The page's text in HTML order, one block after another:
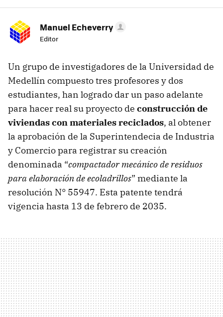
Manuel Echeverry
Editor
Un grupo de investigadores de la Universidad de
Medellín compuesto tres profesores y dos
estudiantes, han logrado dar un paso adelante
para hacer real su proyecto de construcción de
viviendas con materiales reciclados, al obtener
la aprobación de la Superintendecia de Industria
y Comercio para registrar su creación
denominada “compactador mecánico de residuos
para elaboración de ecoladrillos” mediante la
resolución N° 55947. Esta patente tendrá
vigencia hasta 13 de febrero de 2035.